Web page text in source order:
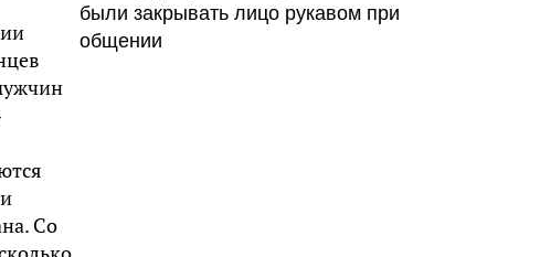
Со
были закрывать лицо рукавом при
общении